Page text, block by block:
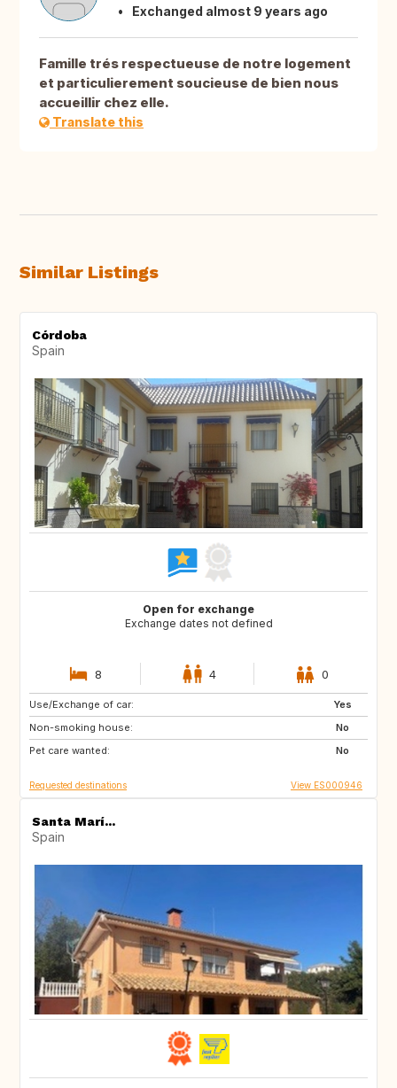
Exchanged almost 9 years ago
Famille trés respectueuse de notre logement
et particulierement soucieuse de bien nous
accueillir chez elle.
Translate this
Similar Listings
Córdoba
Spain
Open for exchange
Exchange dates not defined
8 4 0
Use/Exchange of car:
Yes
Non-smoking house:
No
Pet care wanted:
No
IT
Requested destinations View ES000946
Santa Marí...
Spain